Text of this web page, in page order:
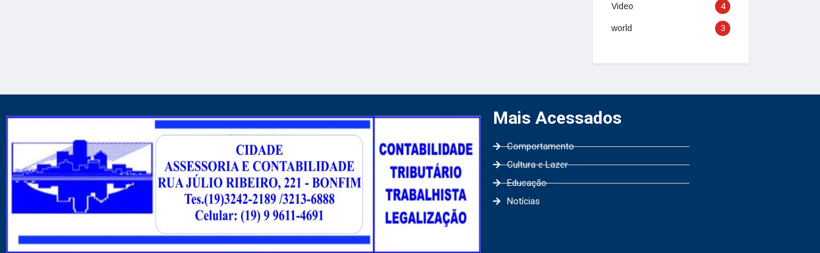
Video 4
world 3
Mais Acessados
Comportamento
Cultura e Lazer
Educação
Notícias